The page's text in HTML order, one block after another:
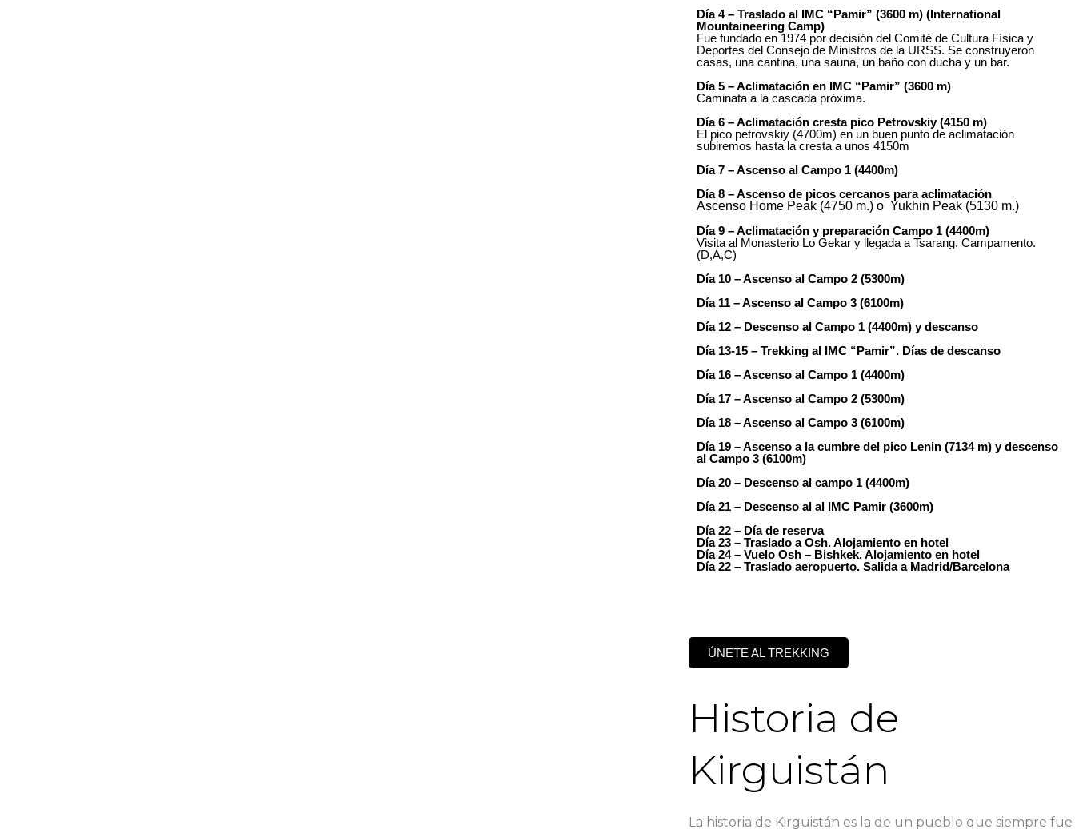
Día 4 – Traslado al IMC “Pamir” (3600 m) (International
Mountaineering Camp)
Fue fundado en 1974 por decisión del Comité de Cultura Física y
Deportes del Consejo de Ministros de la URSS. Se construyeron
casas, una cantina, una sauna, un baño con ducha y un bar.
Día 5 – Aclimatación en IMC “Pamir” (3600 m)
Caminata a la cascada próxima.
Día 6 – Aclimatación cresta pico Petrovskiy (4150 m)
El pico petrovskiy (4700m) en un buen punto de aclimatación
subiremos hasta la cresta a unos 4150m
Día 7 – Ascenso al Campo 1 (4400m)
Día 8 – Ascenso de picos cercanos para aclimatación
Ascenso Home Peak (4750 m.) o Yukhin Peak (5130 m.)
Día 9 – Aclimatación y preparación Campo 1 (4400m)
Visita al Monasterio Lo Gekar y llegada a Tsarang. Campamento.
(D,A,C)
Día 10 – Ascenso al Campo 2 (5300m)
Día 11 – Ascenso al Campo 3 (6100m)
Día 12 – Descenso al Campo 1 (4400m) y descanso
Día 13-15 – Trekking al IMC “Pamir”. Días de descanso
Día 16 – Ascenso al Campo 1 (4400m)
Día 17 – Ascenso al Campo 2 (5300m)
Día 18 – Ascenso al Campo 3 (6100m)
Día 19 – Ascenso a la cumbre del pico Lenin (7134 m) y descenso
al Campo 3 (6100m)
Día 20 – Descenso al campo 1 (4400m)
Día 21 – Descenso al al IMC Pamir (3600m)
Día 22 – Día de reserva
Día 23 – Traslado a Osh. Alojamiento en hotel
Día 24 – Vuelo Osh – Bishkek. Alojamiento en hotel
Día 22 – Traslado aeropuerto. Salida a Madrid/Barcelona
ÚNETE AL TREKKING
Historia de
Kirguistán
La historia de Kirguistán es la de un pueblo que siempre fue